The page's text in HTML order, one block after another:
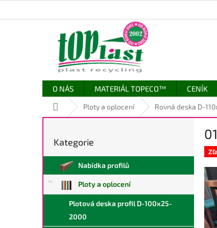
O NÁS MATERIÁL TOPECO™ CENÍK
Domů Ploty a oplocení Rovná deska D-
t
p
Přeskočit
Kategorie
Nabídka profilů
Ploty a oplocení
Plotová deska profil D-100x25-
2000